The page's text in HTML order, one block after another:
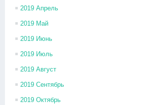
2019 Апрель
2019 Май
2019 Июнь
2019 Июль
2019 Август
2019 Сентябрь
2019 Октябрь